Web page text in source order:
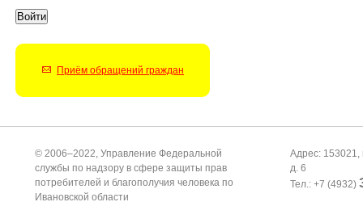
Приём обращений граждан
© 2006–2022, Управление Федеральной
службы по надзору в сфере защиты прав
потребителей и благополучия человека по
Ивановской области
Адрес: 153021,
д. 6
Тел.: +7 (4932)